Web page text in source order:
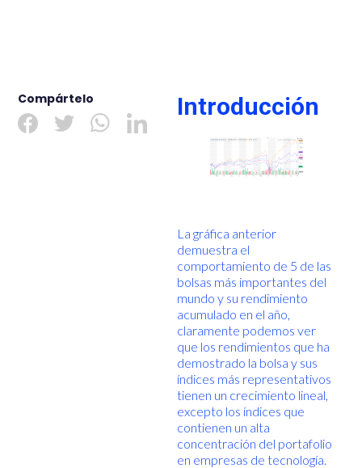
Compártelo Introducción
La gráfica anterior
demuestra el
comportamiento de 5 de las
bolsas más importantes del
mundo y su rendimiento
acumulado en el año,
claramente podemos ver
que los rendimientos que ha
demostrado la bolsa y sus
índices más representativos
tienen un crecimiento lineal,
excepto los índices que
contienen un alta
concentración del portafolio
en empresas de tecnología.